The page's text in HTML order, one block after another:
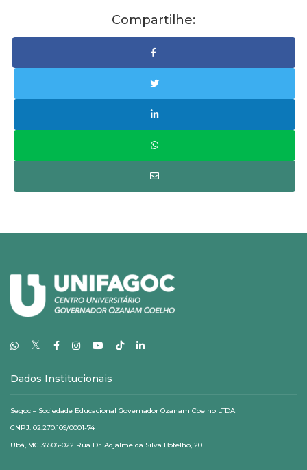
Compartilhe:
𝕏
Dados Institucionais
Segoc – Sociedade Educacional Governador Ozanam Coelho LTDA
CNPJ: 02.270.109/0001-74
Ubá, MG 36506-022 Rua Dr. Adjalme da Silva Botelho, 20